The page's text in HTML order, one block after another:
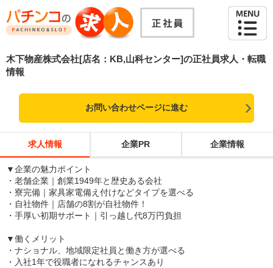
木下物産株式会社[店名：KB,山科センター]の正社員求人・転職
情報
お問い合わせページに進む
求人情報 企業PR 企業情報
▼企業の魅力ポイント
・老舗企業｜創業1949年と歴史ある会社
・寮完備｜家具家電備え付けなどタイプを選べる
・自社物件｜店舗の8割が自社物件！
・手厚い初期サポート｜引っ越し代8万円負担
▼働くメリット
・ナショナル、地域限定社員と働き方が選べる
・入社1年で役職者になれるチャンスあり